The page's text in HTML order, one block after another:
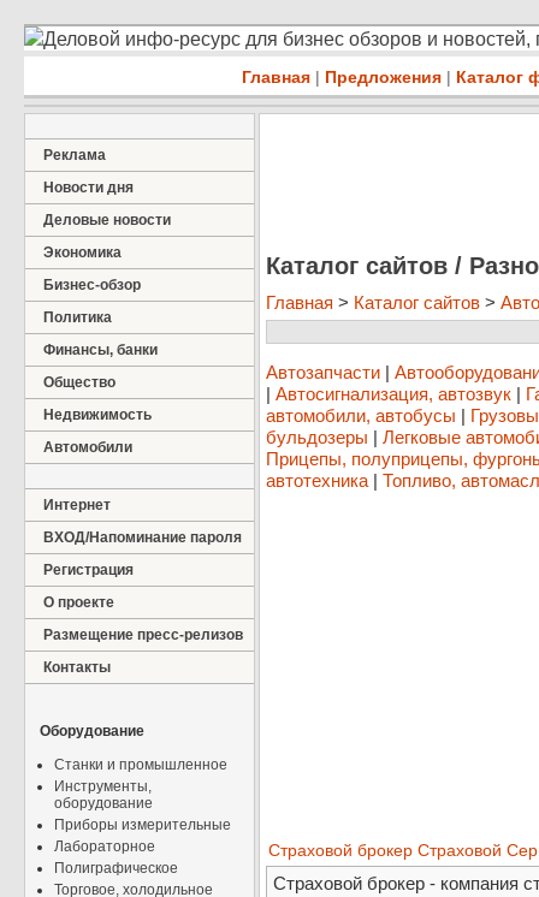
Деловой инфо-ресурс для бизнес обзоров и
Главная | Предложения | Каталог
Реклама
Новости дня
Деловые новости
Экономика
Бизнес-обзор
Политика
Финансы, банки
Общество
Недвижимость
Автомобили
Интернет
ВХОД/Напоминание пароля
Регистрация
О проекте
Размещение пресс-релизов
Контакты
Оборудование
Станки и промышленное
Инструменты,
оборудование
Приборы измерительные
Лабораторное
Полиграфическое
Торговое, холодильное
Каталог сайтов /
Главная > Каталог сайтов >
Автозапчасти |
| Автосигнализация, автозвук |
автомобили, автобусы |
бульдозеры | Легковые
Прицепы, полуприцепы,
автотехника | Топливо,
Страховой брокер Страховой
Страховой брокер - компания